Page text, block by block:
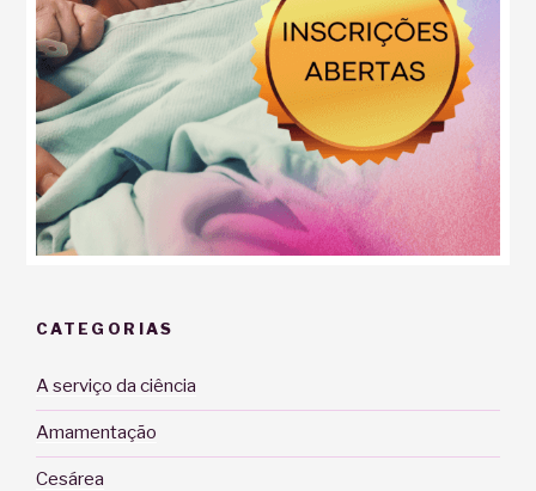
CATEGORIAS
A serviço da ciência
Amamentação
Cesárea